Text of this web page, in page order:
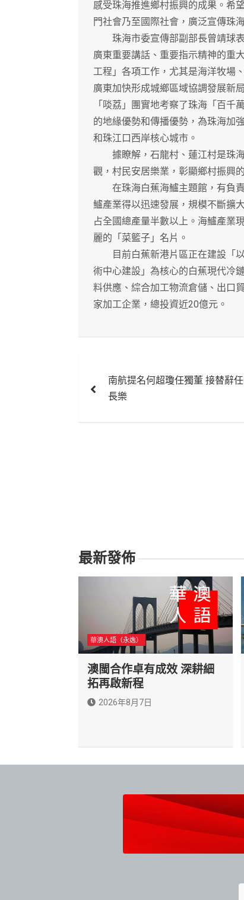
感受珠海推進鄉村振興的成果。希
門社會乃至國際社會，廣泛宣傳珠
珠海市委宣傳部副部長曾靖球表
廣東重要講話、重要指示精神的重
工程」各項工作，尤其是海洋牧場
廣東加快形成城鄉區域協調發展新
「啖荔」團實地考察了珠海「百
的地緣優勢和傳播優勢，為珠海加
和珠江口西岸核心城市。
據瞭解，石龍村、蓮江村是珠海
觀，村民安居樂業，彰顯鄉村振興
在珠海白蕉海鱸主題館，有負責
鱸產業得以迅速發展，規模不斷擴
占全國總產量半數以上。海鱸產業
麗的「菜籃子」名片。
目前白蕉新港片區正在建設「以
術中心建設」為核心的白蕉現代冷
料供應、綜合加工物流倉儲、出口
家加工企業，總投資近20億元。
章
南航提名何超瓊任獨董 接替辭任
長樂
最新發佈
華澳人語（永逸）
澳閩合作卓有成效 深耕細
拓再啟新程
2026年8月7日